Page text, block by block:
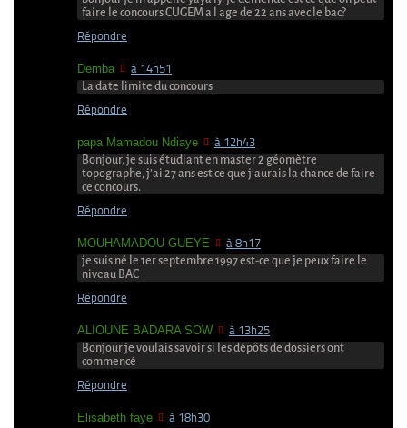
faire le concours CUGEM a l age de 22 ans avec le bac?
Répondre
Demba à 14h51
La date limite du concours
Répondre
papa Mamadou Ndiaye à 12h43
Bonjour, je suis étudiant en master 2 géomètre
topographe, j’ai 27 ans est ce que j’aurais la chance de faire
ce concours.
Répondre
MOUHAMADOU GUEYE à 8h17
je suis né le 1er septembre 1997 est-ce que je peux faire le
niveau BAC
Répondre
ALIOUNE BADARA SOW à 13h25
Bonjour je voulais savoir si les dépôts de dossiers ont
commencé
Répondre
Elisabeth faye à 18h30